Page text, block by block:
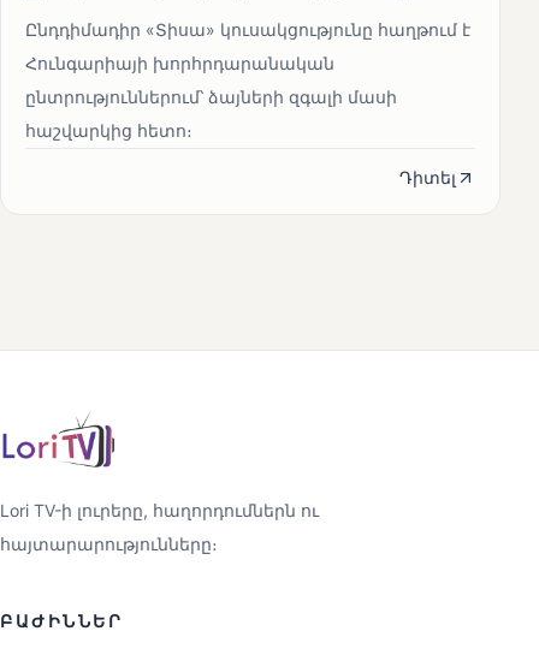
Ընդդիմադիր «Տիսա» կուսակցությունը հաղթում է
Հունգարիայի խորհրդարանական
ընտրություններում՝ ձայների զգալի մասի
հաշվարկից հետո։
Դիտել
Lori TV-ի լուրերը, հաղորդումներն ու
հայտարարությունները։
ԲԱԺԻՆՆԵՐ